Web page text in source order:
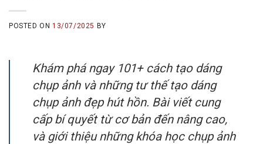
POSTED ON 13/07/2025 BY
Khám phá ngay 101+ cách tạo dáng
chụp ảnh và những tư thế tạo dáng
chụp ảnh đẹp hút hồn. Bài viết cung
cấp bí quyết từ cơ bản đến nâng cao,
và giới thiệu những khóa học chụp ảnh